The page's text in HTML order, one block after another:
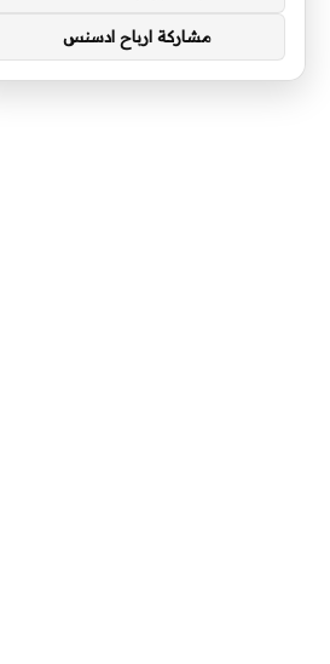
مشاركة ارباح ادسنس